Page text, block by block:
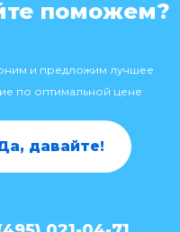
поможем?
и предложим лучшее
по оптимальной цене
давайте!